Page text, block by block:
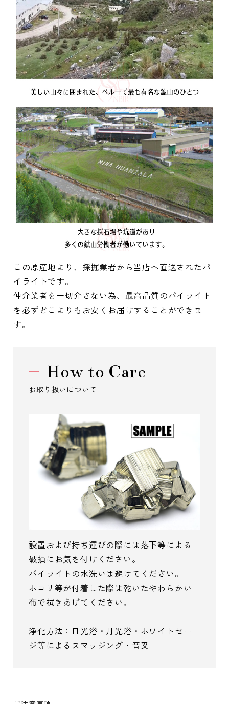
この原産地より、採掘業者から当店へ直送されたパ
イライトです。
仲介業者を一切介さない為、最高品質のパイライト
を必ずどこよりもお安くお届けすることができま
す。
How to Care
お取り扱いについて
設置および持ち運びの際には落下等による
破損にお気を付けください。
パイライトの水洗いは避けてください。
ホコリ等が付着した際は乾いたやわらかい
布で拭きあげてください。
浄化方法：日光浴・月光浴・ホワイトセー
ジ等によるスマッジング・音叉